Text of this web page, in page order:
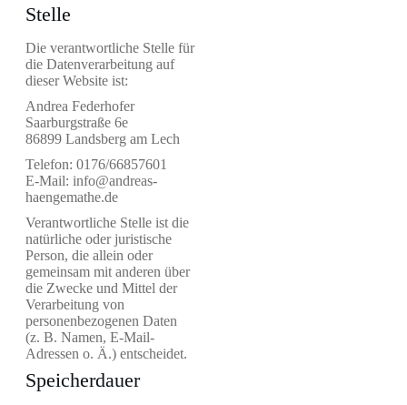
Stelle
Die verantwortliche Stelle für
die Datenverarbeitung auf
dieser Website ist:
Andrea Federhofer
Saarburgstraße 6e
86899 Landsberg am Lech
Telefon: 0176/66857601
E-Mail: info@andreas-
haengemathe.de
Verantwortliche Stelle ist die
natürliche oder juristische
Person, die allein oder
gemeinsam mit anderen über
die Zwecke und Mittel der
Verarbeitung von
personenbezogenen Daten
(z. B. Namen, E-Mail-
Adressen o. Ä.) entscheidet.
Speicherdauer